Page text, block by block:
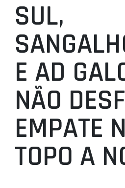
CLUBES
AGENTES
AGENDA
SELEÇÕES
MINIBASQUETE
ÁREA TÉCNICA
PROJETOS
LIGA BETCLIC MASCULINA
LIGA BETCLIC FEMININA
SUL,
E AD
NÃO
EMPATE
TOPO A